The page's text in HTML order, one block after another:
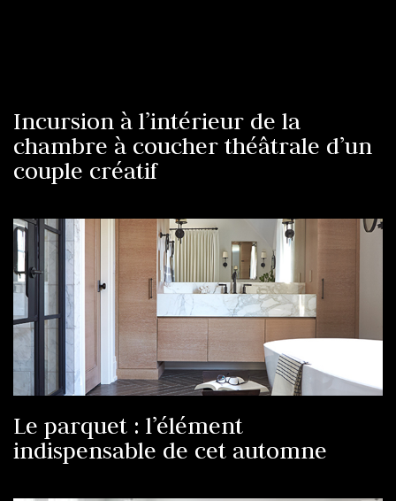
Incursion à l’intérieur de la
chambre à coucher théâtrale d’un
couple créatif
Le parquet : l’élément
indispensable de cet automne